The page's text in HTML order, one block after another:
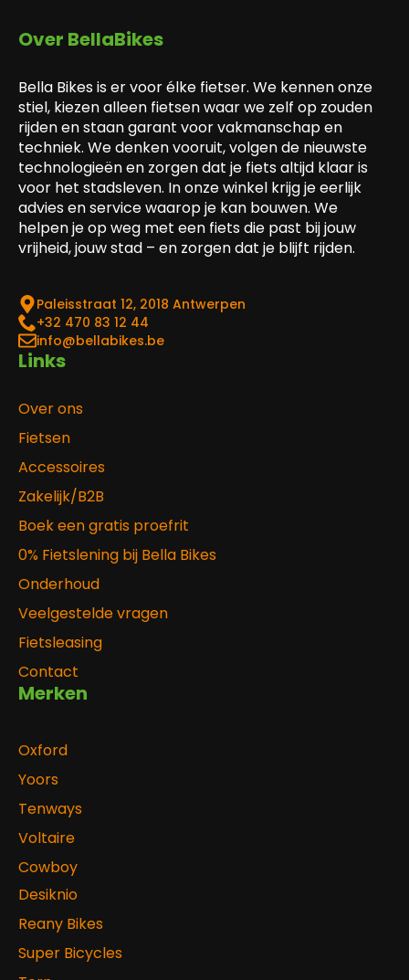
Over BellaBikes
Bella Bikes is er voor élke fietser. We kennen onze
stiel, kiezen alleen fietsen waar we zelf op zouden
rijden en staan garant voor vakmanschap en
techniek. We denken vooruit, volgen de nieuwste
technologieën en zorgen dat je fiets altijd klaar is
voor het stadsleven. In onze winkel krijg je eerlijk
advies en service waarop je kan bouwen. We
helpen je op weg met een fiets die past bij jouw
vrijheid, jouw stad – en zorgen dat je blijft rijden.
Paleisstraat 12, 2018 Antwerpen
‎+32 470 83 12 44
info@bellabikes.be
Links
Over ons
Fietsen
Accessoires
Zakelijk/B2B
Boek een gratis proefrit
0% Fietslening bij Bella Bikes
Onderhoud
Veelgestelde vragen
Fietsleasing
Contact
Merken
Oxford
Yoors
Tenways
Voltaire
Cowboy
Desiknio
Reany Bikes
Super Bicycles